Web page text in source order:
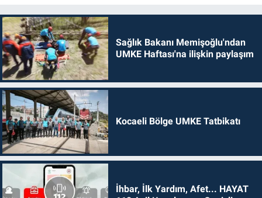
Sağlık Bakanı Memişoğlu'ndan
UMKE Haftası'na ilişkin paylaşım
Kocaeli Bölge UMKE Tatbikatı
İhbar, İlk Yardım, Afet... HAYAT